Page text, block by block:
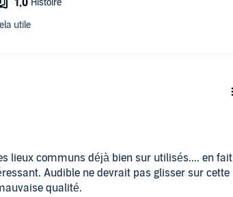
lieux communs déjà bien sur utilisés.... en fait
Audible ne devrait pas glisser sur cette
qualité.